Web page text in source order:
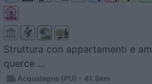
Struttura con appartamenti e
querce ...
Acqualagna (PU) - 41.8km